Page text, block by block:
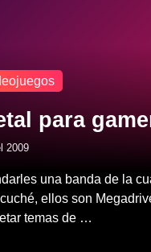
para
2009
una banda de la
ellos son
temas de …